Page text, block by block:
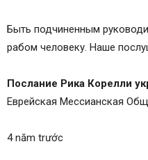
Быть подчиненным
рабом человеку. Наше
Послание Рика Корелли
Еврейская Мессианская
4 năm trước